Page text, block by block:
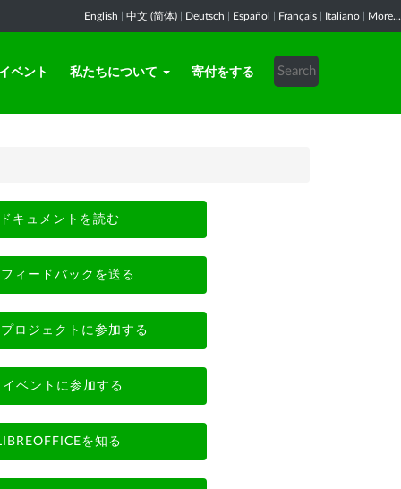
English 中文 (简体) Deutsch Español Français Italiano More...
イベント 私たちについて 寄付をする
ドキュメントを読む
フィードバックを送る
プロジェクトに参加する
イベントに参加する
を知る